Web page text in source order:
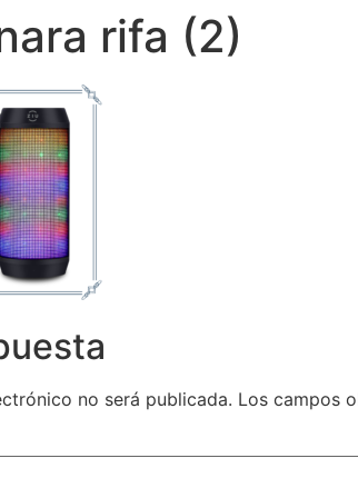
rifa (2)
no será publicada. Los campos